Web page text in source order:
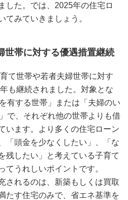
した。では、2025年の住宅ロ
てみていきましょう。
世帯に対する優遇措置継続
て世帯や若者夫婦世帯に対す
も継続されました。対象とな
有する世帯」または「夫婦のい
で、それぞれ他の世帯よりも借
います。より多くの住宅ローン
「頭金を少なくしたい」、「な
残したい」と考えている子育て
てうれしいポイントです。
されるのは、新築もしくは買取
たす住宅のみで、省エネ基準を